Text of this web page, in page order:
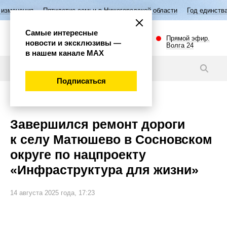
семьи в Нижегородской области Год единства народов России
Прямой эфир.
Волга 24
Завершился ремонт дороги
к селу Матюшево в Сосновском
округе по нацпроекту
«Инфраструктура для жизни»
14 августа 2025 года, 17:23
Самые интересные
новости и эксклюзивы —
в нашем канале МАХ
Подписаться